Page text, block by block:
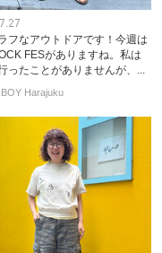
フなアウトドアです！今週は
FESがありますね。私は
ったことがありませんが、...
BOY Harajuku